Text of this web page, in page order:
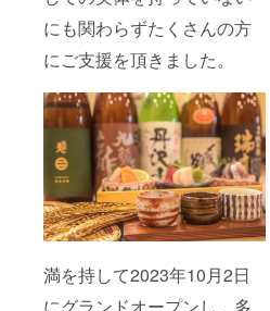
にも関わらずたくさんの方
にご支援を頂きました。
満を持して2023年10月2日